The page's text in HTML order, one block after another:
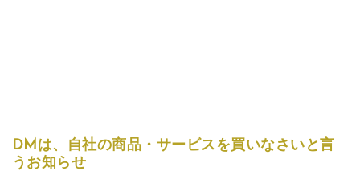
DMは、自社の商品・サービスを買いなさいと言
うお知らせ